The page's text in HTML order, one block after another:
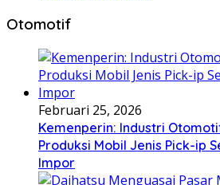
Otomotif
Februari 25, 2026
Kemenperin: Industri
Produksi Mobil Jenis Pick-ip
Impor